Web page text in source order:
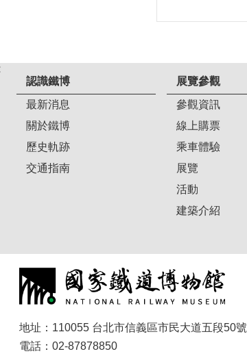
認識鐵博
最新消息
關於鐵博
歷史軌跡
交通指南
展覽參觀
參觀資訊
線上購票
乘車體驗
展覽
活動
建築介紹
地址：110055 台北市信義區市民大道五段50號
電話：02-87878850